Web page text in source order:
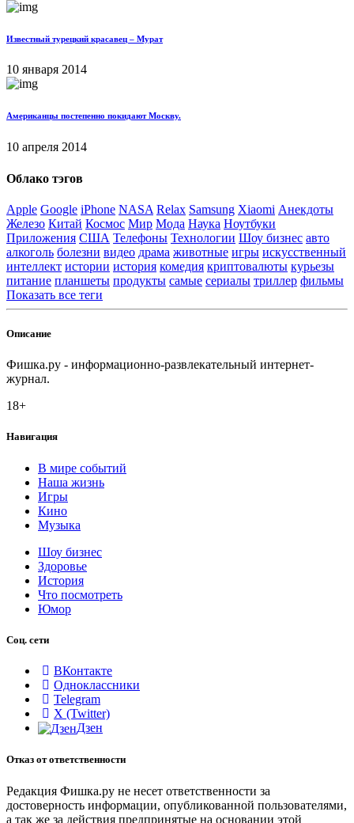
Известный турецкий красавец – Мурат
10 января 2014
Американцы постепенно покидают Москву.
10 апреля 2014
Облако тэгов
Apple Google iPhone NASA Relax Samsung Xiaomi Анекдоты
Железо Китай Космос Мир Мода Наука Ноутбуки
Приложения США Телефоны Технологии Шоу бизнес авто
алкоголь болезни видео драма животные игры искусственный
интеллект истории история комедия криптовалюты курьезы
питание планшеты продукты самые сериалы триллер фильмы
Показать все теги
Описание
Фишка.ру - информационно-развлекательный интернет-
журнал.
18+
Навигация
В мире событий
Наша жизнь
Игры
Кино
Музыка
Шоу бизнес
Здоровье
История
Что посмотреть
Юмор
Соц. сети
ВКонтакте
Одноклассники
Telegram
X (Twitter)
Дзен
Отказ от ответственности
Редакция Фишка.ру не несет ответственности за
достоверность информации, опубликованной пользователями,
а так же за действия предпринятые на основании этой